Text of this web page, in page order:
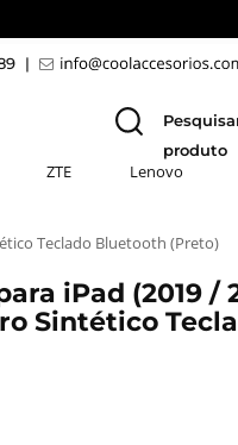
|
produto
ZTE Lenovo
Teclado Bluetooth (Preto)
iPad (2019 /
Sintético